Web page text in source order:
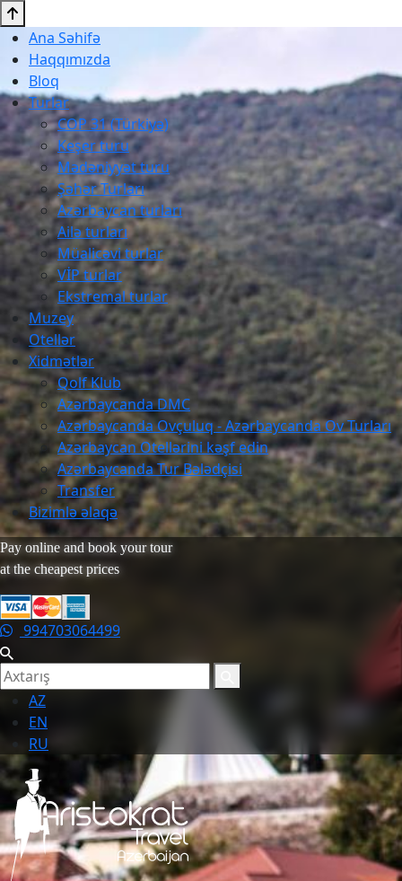
Ana Səhifə
Haqqımızda
Bloq
Turlar
COP 31 (Türkiyə)
Keşer turu
Mədəniyyət turu
Şəhər Turları
Azərbaycan turları
Ailə turları
Müalicəvi turlar
VİP turlar
Ekstremal turlar
Muzey
Otellər
Xidmətlər
Qolf Klub
Azərbaycanda DMC
Azərbaycanda Ovçuluq - Azərbaycanda Ov Turları
Azərbaycan Otellərini kəşf edin
Azərbaycanda Tur Bələdçisi
Transfer
Bizimlə əlaqə
Pay online and book your tour
at the cheapest prices
994703064499
AZ
EN
RU